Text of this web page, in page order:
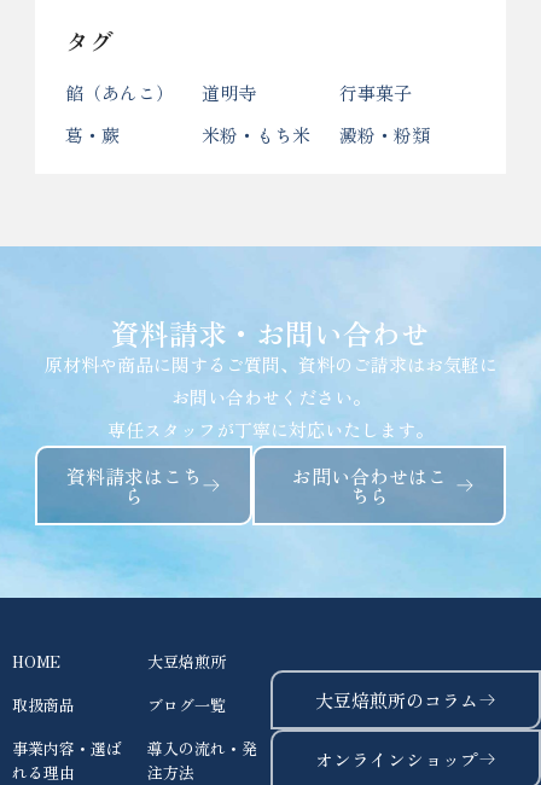
タグ
餡（あんこ） 道明寺
行事菓子
葛・蕨
米粉・もち米 澱粉・粉類
資料請求・お問い合わせ​
原材料や商品に関するご質問、資料のご請求はお気軽に
お問い合わせください。
専任スタッフが丁寧に対応いたします。
資料請求はこち
ら
お問い合わせはこ
ちら
HOME
取扱商品
事業内容・選ば
れる理由
大豆焙煎所
ブログ一覧
導入の流れ・発
注方法
大豆焙煎所のコラム
オンラインショップ